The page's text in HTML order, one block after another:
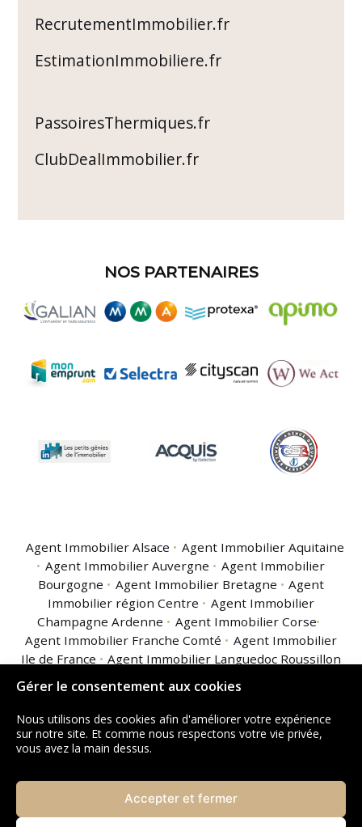
Gérer le consentement aux cookies
Nous utilisons des cookies afin d'améliorer votre expérience
sur notre site. Et comme nous respectons votre vie privée,
vous avez la main dessus.
Accepter et fermer
RecrutementImmobilier.fr
EstimationImmobiliere.fr
PassoiresThermiques.fr
ClubDealImmobilier.fr
NOS PARTENAIRES
Agent Immobilier Alsace
Agent Immobilier Aquitaine
Agent Immobilier Auvergne
Agent Immobilier
Bourgogne
Agent Immobilier Bretagne
Agent
Immobilier région Centre
Agent Immobilier
Champagne Ardenne
Agent Immobilier Corse
Agent Immobilier Franche Comté
Agent Immobilier
Ile de France
Agent Immobilier Languedoc Roussillon
Agent Immobilier Limousin
Agent Immobilier
Lorraine
Agent Immobilier Midi Pyrénées
Immobilier Nord Pas de Calais
Agent Immobilier
Basse Normandie
Agent Immobilier Haute
Normandie
Agent Immobilier Pays de la Loire
Agent Immobilier Provence Alpes Côte
Agent Immobilier Rhône Alpes